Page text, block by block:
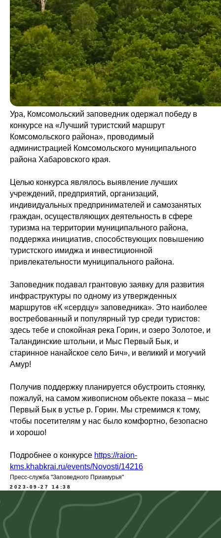
Ура, Комсомольский заповедник одержал победу в
конкурсе на «Лучший туристский маршрут
Комсомольского района», проводимый
администрацией Комсомольского муниципального
района Хабаровского края.
Целью конкурса являлось выявление лучших
учреждений, предприятий, организаций,
индивидуальных предпринимателей и самозанятых
граждан, осуществляющих деятельность в сфере
туризма на территории муниципального района,
поддержка инициатив, способствующих повышению
туристского имиджа и инвестиционной
привлекательности муниципального района.
Заповедник подавал грантовую заявку для развития
инфраструктуры по одному из утвержденных
маршрутов «К «сердцу» заповедника». Это наиболее
востребованный и популярный тур среди туристов:
здесь тебе и спокойная река Горин, и озеро Золотое, и
Таландинские штольни, и Мыс Первый Бык, и
старинное нанайское село Бич», и великий и могучий
Амур!
Получив поддержку планируется обустроить стоянку,
пожалуй, на самом живописном объекте показа – мыс
Первый Бык в устье р. Горин. Мы стремимся к тому,
чтобы посетителям у нас было комфортно, безопасно
и хорошо!
Подробнее о конкурсе https://raion-
kms.khabkrai.ru/events/Novosti/14216
Пресс-служба "Заповедного Приамурья"
2023-09-27 14:38